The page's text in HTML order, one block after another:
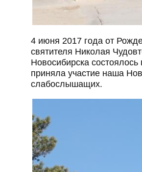
4 июня 2017 года от
святителя Николая
Новосибирска
приняла участие наша
слабослышащих.